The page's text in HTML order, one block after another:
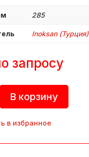
285
Inoksan (Турция)
запросу
В корзину
в избранное